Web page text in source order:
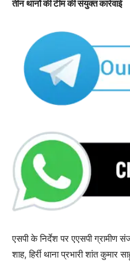
तीन थानों की टीम की संयुक्त कार्रवाई
एसपी के निर्देश पर एएसपी ग्रामीण
शाह, हिर्री थाना प्रभारी शांत कुमार